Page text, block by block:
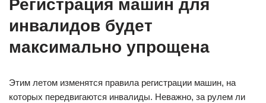
Регистрация машин для
инвалидов будет
максимально упрощена
Этим летом изменятся правила регистрации машин, на
которых передвигаются инвалиды. Неважно, за рулем ли